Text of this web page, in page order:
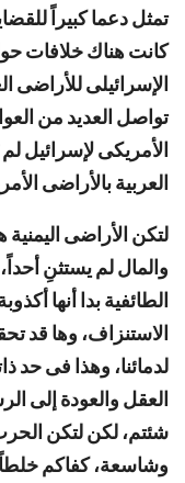
تمثل دعما كبيراً
كانت هناك خلافات
الإسرائيلى للأراضى
تواصل العديد من
الأمريكى لإسرائيل
العربية بالأراضى
لتكن الأراضى
والمال لم يستثنِ
الطائفية بدا أنها
الاستنزاف، وها قد
لدمائنا، وهذا فى حد
العقل والعودة إلى
شئتم، لكن لتكن
وشاسعة، كفاكم خلطاً